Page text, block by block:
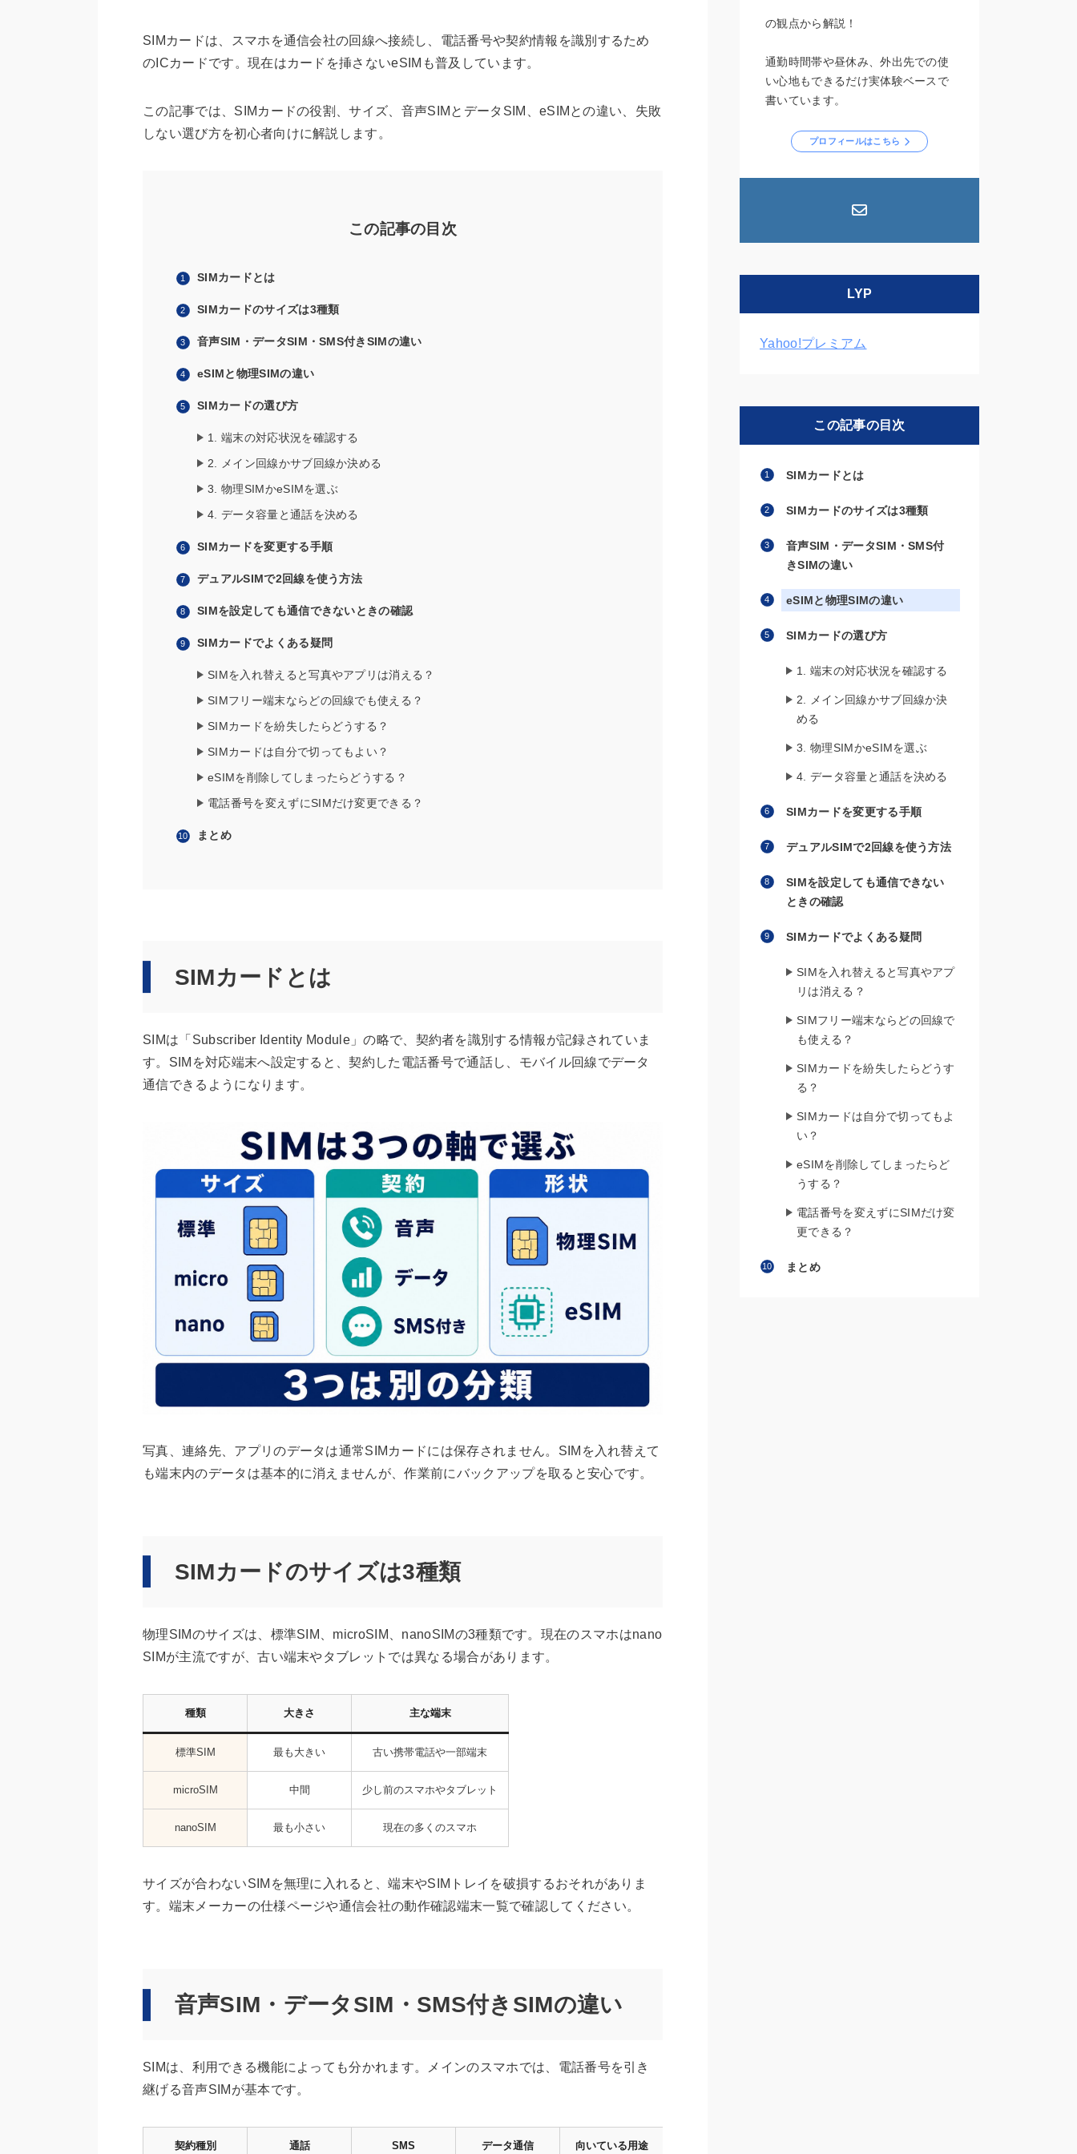
SIMカードは、スマホを通信会社の回線へ接続し、電話番号や契約情報を識別するため
のICカードです。現在はカードを挿さないeSIMも普及しています。
この記事では、SIMカードの役割、サイズ、音声SIMとデータSIM、eSIMとの違い、失敗
しない選び方を初心者向けに解説します。
この記事の目次
SIMカードとは
SIMカードのサイズは3種類
音声SIM・データSIM・SMS付きSIMの違い
eSIMと物理SIMの違い
SIMカードの選び方
1. 端末の対応状況を確認する
2. メイン回線かサブ回線か決める
3. 物理SIMかeSIMを選ぶ
4. データ容量と通話を決める
SIMカードを変更する手順
デュアルSIMで2回線を使う方法
SIMを設定しても通信できないときの確認
SIMカードでよくある疑問
SIMを入れ替えると写真やアプリは消える？
SIMフリー端末ならどの回線でも使える？
SIMカードを紛失したらどうする？
SIMカードは自分で切ってもよい？
eSIMを削除してしまったらどうする？
電話番号を変えずにSIMだけ変更できる？
まとめ
SIMカードとは
SIMは「Subscriber Identity Module」の略で、契約者を識別する情報が記録されていま
す。SIMを対応端末へ設定すると、契約した電話番号で通話し、モバイル回線でデータ
通信できるようになります。
写真、連絡先、アプリのデータは通常SIMカードには保存されません。SIMを入れ替えて
も端末内のデータは基本的に消えませんが、作業前にバックアップを取ると安心です。
SIMカードのサイズは3種類
物理SIMのサイズは、標準SIM、microSIM、nanoSIMの3種類です。現在のスマホはnano
SIMが主流ですが、古い端末やタブレットでは異なる場合があります。
種類 大きさ 主な端末
標準SIM 最も大きい 古い携帯電話や一部端末
microSIM 中間 少し前のスマホやタブレット
nanoSIM 最も小さい 現在の多くのスマホ
サイズが合わないSIMを無理に入れると、端末やSIMトレイを破損するおそれがありま
す。端末メーカーの仕様ページや通信会社の動作確認端末一覧で確認してください。
音声SIM・データSIM・SMS付きSIMの違い
SIMは、利用できる機能によっても分かれます。メインのスマホでは、電話番号を引き
継げる音声SIMが基本です。
契約種別 通話 SMS データ通信 向いている用途
の観点から解説！
通勤時間帯や昼休み、外出先での使
い心地もできるだけ実体験ベースで
書いています。
プロフィールはこちら
LYP
Yahoo!プレミアム
この記事の目次
SIMカードとは
SIMカードのサイズは3種類
音声SIM・データSIM・SMS付
きSIMの違い
eSIMと物理SIMの違い
SIMカードの選び方
1. 端末の対応状況を確認する
2. メイン回線かサブ回線か決
める
3. 物理SIMかeSIMを選ぶ
4. データ容量と通話を決める
SIMカードを変更する手順
デュアルSIMで2回線を使う方法
SIMを設定しても通信できない
ときの確認
SIMカードでよくある疑問
SIMを入れ替えると写真やアプ
リは消える？
SIMフリー端末ならどの回線で
も使える？
SIMカードを紛失したらどうす
る？
SIMカードは自分で切ってもよ
い？
eSIMを削除してしまったらど
うする？
電話番号を変えずにSIMだけ変
更できる？
まとめ